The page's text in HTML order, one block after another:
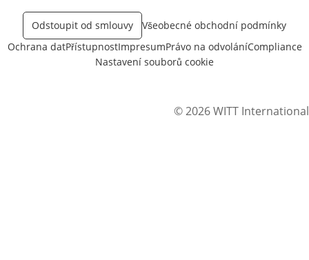
Odstoupit od smlouvy
Všeobecné obchodní podmínky
Ochrana datPřístupnostImpresumPrávo na odvoláníCompliance
Nastavení souborů cookie
© 2026 WITT International